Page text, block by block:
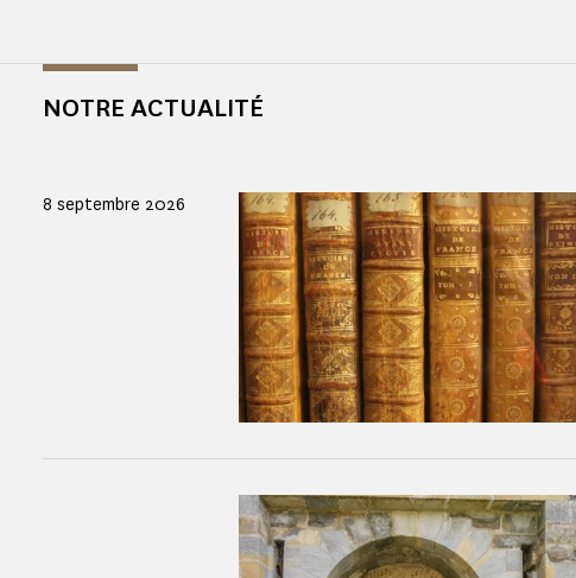
NOTRE ACTUALITÉ
8 septembre 2026